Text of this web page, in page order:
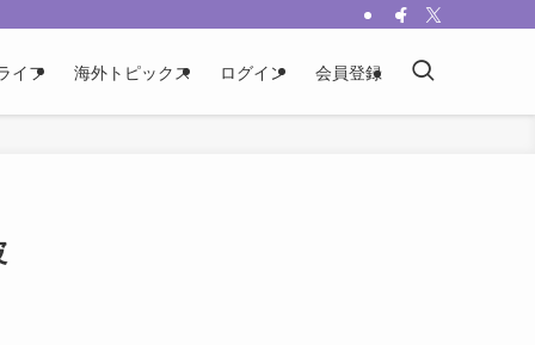
イフ 海外トピックス ログイン 会員登録